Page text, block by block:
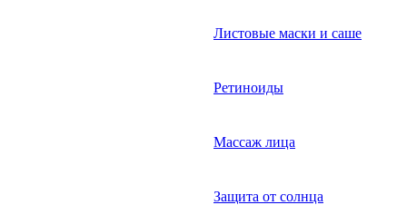
Листовые маски и саше
Ретиноиды
Массаж лица
Защита от солнца